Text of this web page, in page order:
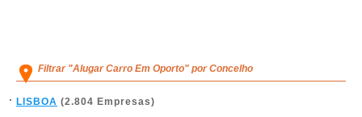
Filtrar "Alugar Carro Em Oporto" por Concelho
LISBOA (2.804 Empresas)